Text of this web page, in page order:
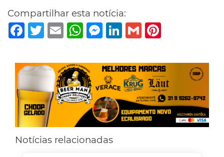
Compartilhar esta notícia:
Facebook
TwitterEmail WhatsAppMessenger
LinkedIn
Gmail
Notícias relacionadas